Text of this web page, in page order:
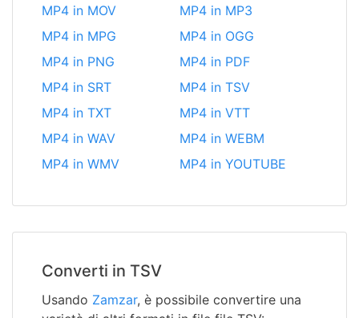
MP4 in MOV
MP4 in MP3
MP4 in MPG
MP4 in OGG
MP4 in PNG
MP4 in PDF
MP4 in SRT
MP4 in TSV
MP4 in TXT
MP4 in VTT
MP4 in WAV
MP4 in WEBM
MP4 in WMV
MP4 in YOUTUBE
Converti in TSV
Usando Zamzar, è possibile convertire una